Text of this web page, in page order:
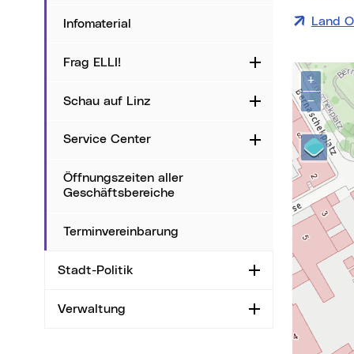
Infomaterial
Frag ELLI! Aufklappen
Schau auf Linz Aufklappen
Service Center Aufklappen
Öffnungszeiten aller
Geschäftsbereiche
Terminvereinbarung
Stadt-Politik Aufklappen
Verwaltung Aufklappen
Land
Karte
+
−